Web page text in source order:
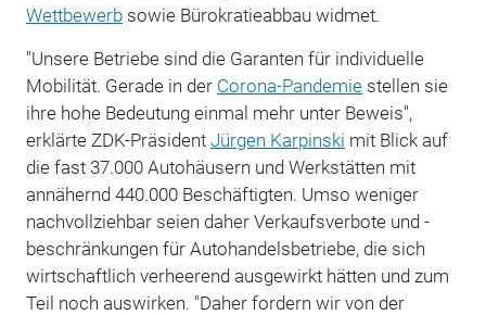
Wettbewerbsowie Bürokratieabbau widmet.
"Unsere Betriebe sind die Garanten für individuelle
Mobilität. Gerade in der Corona-Pandemiestellen sie
ihre hohe Bedeutung einmal mehr unter Beweis",
erklärte ZDK-Präsident Jürgen Karpinski mit Blick auf
die fast 37.000 Autohäusern und Werkstätten mit
annähernd 440.000 Beschäftigten. Umso weniger
nachvollziehbar seien daher Verkaufsverbote und -
beschränkungen für Autohandelsbetriebe, die sich
wirtschaftlich verheerend ausgewirkt hätten und zum
Teil noch auswirken. "Daher fordern wir von der